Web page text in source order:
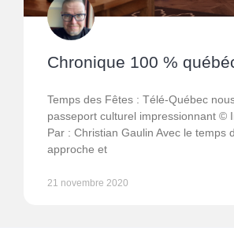
Chronique 100 %
Temps des Fêtes : Télé-Québec
passeport culturel impressionnant ©
Par : Christian Gaulin Avec le temps
approche et
21 novembre 2020